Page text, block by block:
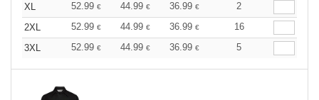
XL
52.99 € 44.99 € 36.99 €
2
2XL
52.99 € 44.99 € 36.99 €
16
3XL
52.99 € 44.99 € 36.99 € 5